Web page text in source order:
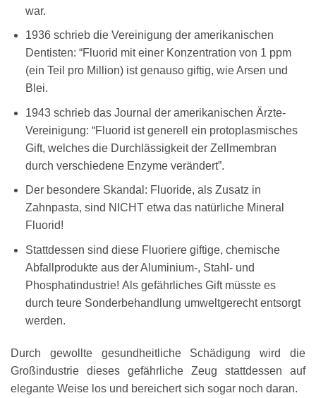
war.
1936 schrieb die Vereinigung der amerikanischen
Dentisten: “Fluorid mit einer Konzentration von 1 ppm
(ein Teil pro Million) ist genauso giftig, wie Arsen und
Blei.
1943 schrieb das Journal der amerikanischen Ärzte-
Vereinigung: “Fluorid ist generell ein protoplasmisches
Gift, welches die Durchlässigkeit der Zellmembran
durch verschiedene Enzyme verändert”.
Der besondere Skandal: Fluoride, als Zusatz in
Zahnpasta, sind NICHT etwa das natürliche Mineral
Fluorid!
Stattdessen sind diese Fluoriere giftige, chemische
Abfallprodukte aus der Aluminium-, Stahl- und
Phosphatindustrie! Als gefährliches Gift müsste es
durch teure Sonderbehandlung umweltgerecht entsorgt
werden.
Durch gewollte gesundheitliche Schädigung wird die
Großindustrie dieses gefährliche Zeug stattdessen auf
elegante Weise los und bereichert sich sogar noch daran.